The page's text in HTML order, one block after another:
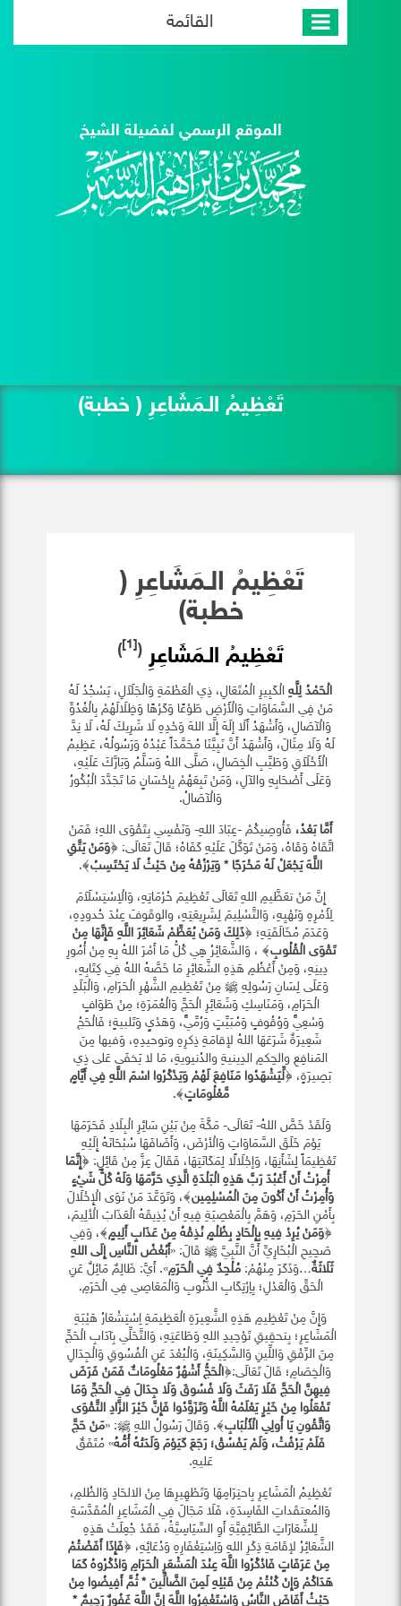
القائمة
الموقع الرسمي لفضيلة الشيخ
تَعْظِيمُ الـمَشَاعِرِ ( خطبة)
تَعْظِيمُ الـمَشَاعِرِ (
خطبة)
تَعْظِيمُ الـمَشَاعِرِ (
[1]
)
الْحَمْدُ لِلَّهِ الْكَبِيرِ الْمُتَعَالِ، ذِي الْعَظْمَةِ وَالْجَلَاَلِ، يَسْجُدُ لَهُ
مَنْ فِي السَّمَاوَاتِ وَالْأَرْضِ طَوْعًا وَكَرْهًا وَظِلَالَهُمْ بِالْغُدُوِّ
وَالْآصَالِ، وَأَشْهَدُ أَلَا إلَهَ إِلَّا اللهَ وَحْدِهِ لَا شَرِيكَ لَهُ، لَا نِدَّ
لَهُ وَلَا مِثَالَ، وَأَشْهَدُ أَنَّ نَبِيَّنَا مُحَمَّدَاً عَبْدُهُ وَرَسُولُهُ، عَظِيمُ
الْأَخْلَاَقِ وَطَيِّبِ الْخِصَالِ، صَلَّى اللهُ وَسَلَّمُ وَبَارَّكَ عَلَيْهِ،
وَعَلَى أَصْحَابِهِ والآلِ، وَمَنْ تَبِعَهُمْ بِإحْسَانٍ مَا تَجَدَّدَ الْبُكُورُ
وَالْآصَالُ.
أَمَّا بَعْدُ، فَأُوصِيكُمْ -عِبَادَ اللهِ- وَنَفْسِي بِتَقْوَى اللهِ؛ فَمَنْ
اتَّقَاهُ وَقَاهُ، وَمَنْ تَوَكَّلَ عَلَيْهِ كَفَاهُ؛ قَالَ تَعَالَى: ﴿وَمَنْ يَتَّقِ
اللَّهَ يَجْعَلْ لَهُ مَخْرَجًا * وَيَرْزُقْهُ مِنْ حَيْثُ لَا يَحْتَسِبُ﴾.
إِنَّ مَنْ تعَظَّيمِ اللهِ تَعَالَى تَعْظِيمَ حُرْمَاتِهِ، وَالْاِسْتِسْلَاَمَ
لِأَمْرِهِ وَنَهْيِهِ، وَالتَّسْلِيمَ لِشَرِيعَتِهِ، والوقَوفَ عِنْدَ حُدودِهِ،
وَعَدَمَ مُخَالَفَتِهِ؛ ﴿ذَلِكَ وَمَنْ يُعَظِّمْ شَعَائِرَ اللَّهِ فَإِنَّهَا مِنْ
تَقْوَى الْقُلُوبِ﴾ ، وَالشَّعَائِرُ هِي كُلُّ مَا أَمْرَ اللهُ بِهِ مِنْ أُمُورِ
دِينِهِ، وَمِنْ أَعْظُمِ هَذِهِ الشَّعَائِرِ مَا خَصَّهُ اللهُ فِي كِتَابِهِ،
وَعَلَى لِسَانِ رَسُولِهِ ﷺ مِنْ تَعْظِيمِ الشَّهْرِ الْحَرَامِ، وَالْبَلَدِ
الْحَرَامِ، وَمَنَاسِكِ وَشَعَائِرِ الْحَجِّ وَالْعُمَرَةِ؛ مِنْ طَوَافٍ
وَسْعِيٍّ وَوُقُوفٍ وَمُبَيِّتٍ وَرُمِّيٍّ، وَهَدْيٍ وَتَلبيةٍ؛ فَالْحَجُ
شَعِيرَةٌ شَرَعَهَا اللهُ لإقامَةِ ذِكرِهِ وتوحيدِهِ، وَفيها مِنَ
المَنافِعِ والحِكمِ الدِينيةِ والدُنيويةِ، مَا لا يَخفَى عَلى ذِي
بَصِيرَةٍ، ﴿لِّيَشْهَدُوا مَنَافِعَ لَهُمْ وَيَذْكُرُوا اسْمَ اللَّهِ فِي أَيَّامٍ
مَّعْلُومَاتٍ﴾.
وَلَقَدْ خَصَّ اللهُ- تَعَالَى- مَكَّةَ مِنْ بَيْنِ سَائِرِ الْبِلَادِ فَحَرَمَهَا
يَوْمَ خَلَقَ السَّمَاوَاتِ وَالْأرْضَ، وَأَضَافَهَا سُبْحَانَهُ إِلَيْهِ
تَعْظِيمَاً لِشَأَنِهَا، وَإجْلَالًا لِمَكَانَتِهَا، فَقَالَ عِزَّ مِنْ قَائِلٍ: ﴿إِنَّمَا
أُمِرْتُ أَنْ أَعْبُدَ رَبَّ هَذِهِ الْبَلْدَةِ الَّذِي حَرَّمَهَا وَلَهُ كُلُّ شَيْءٍ
وَأُمِرْتُ أَنْ أَكُونَ مِنَ الْمُسْلِمِين﴾، وَتَوَعَّدَ مَنْ نَوَى الْإِخْلَالَ
بِأَمْنِ الحَرَمِ، وَهَمَّ بِالْمَعْصِيَةِ فِيهِ أَنْ يُذِيقَهُ الْعَذَابَ الْألِيمَ،
﴿وَمَنْ يُرِدْ فِيهِ بِإِلْحَادٍ بِظُلْمٍ نُذِقْهُ مِنْ عَذَابٍ أَلِيمٍ﴾، وَفِي
صَحِيحِ الْبُخَارِيِّ أَنَّ النَّبِيَّ ﷺ قَالَ: «أَبُغْضُ النَّاسِ إِلَى اللهِ
ثَلَاثَةٌ…وَذَكَرَ مِنْهُمْ: مُلْحِدٌ فِي الْحَرَمِ». أَيَّ: ظَالِمٌ مَائِلٌ عَنِ
الْحَقِّ وَالْعَدْلِ؛ بِاِرْتِكَابِ الذُّنُوبِ وَالْمَعَاصِي فِي الْحَرَمِ.
وَإِنَّ مِنْ تَعْظِيمِ هَذِهِ الشَّعِيرَةِ الْعَظِيمَةِ اِسْتِشْعَارُ هَيْبَةِ
الْمَشَاعِرِ؛ بِتحقِيقِ تَوْحِيدِ اللهِ وَطَاعَتِهِ، وَالتَّحَلِّي بِآدَابِ الْحَجِّ
مِنَ الرِّفْقِ وَاللِّينِ وَالسَّكِينَةِ، وَالْبُعْدَ عَنِ الْفُسُوقِ وَالْجِدَالِ
وَالْخِصَامِ؛ قَالَ تَعَالَى:﴿الْحَجُّ أَشْهُرٌ مَعْلُومَاتٌ فَمَنْ فَرَضَ
فِيهِنَّ الْحَجَّ فَلَا رَفَثَ وَلَا فُسُوقَ وَلَا جِدَالَ فِي الْحَجِّ وَمَا
تَفْعَلُوا مِنْ خَيْرٍ يَعْلَمْهُ اللَّهُ وَتَزَوَّدُوا فَإِنَّ خَيْرَ الزَّادِ التَّقْوَى
وَاتَّقُونِ يَا أُولِي الْأَلْبَابِ﴾. وَقَالَ رَسُولُ اللهِ ﷺ: «مَنْ حَجَّ
فَلَمْ يَرْفُثْ، وَلَمْ يَفْسُقْ؛ رَجَعَ كَيَوْمَ وَلَدَتْهُ أُمُّهُ» مُتَفَقٌ
عَليهِ.
تَعْظِيمُ الْمَشَاعِرِ بِاحتِرَامِهَا وَتَطْهِيرِهَا مِنْ الالحَادِ وَالظُلمِ،
وَالمُعتقَداتِ الفَاسِدَةِ، فَلَا مَجَالَ فِي الْمَشَاعِرِ الْمُقَدَّسَةِ
لِلشِّعَارَاتِ الطَّائِفِيَّةِ أَوِ السِّيَاسِيَّةُ، فَقَدْ جُعِلَتْ هَذِهِ
الشَّعَائِرُ لإقَامَةِ ذِكْرِ اللهِ وَاِسْتِغْفَارِهِ وَدُعَائِهِ، ﴿فَإِذَا أَفَضْتُمْ
مِنْ عَرَفَاتٍ فَاذْكُرُوا اللَّهَ عِنْدَ الْمَشْعَرِ الْحَرَامِ وَاذْكُرُوهُ كَمَا
هَدَاكُمْ وَإِنْ كُنْتُمْ مِنْ قَبْلِهِ لَمِنَ الضَّالِّينَ * ثُمَّ أَفِيضُوا مِنْ
حَيْثُ أَفَاضَ النَّاسُ وَاسْتَغْفِرُوا اللَّهَ إِنَّ اللَّهَ غَفُورٌ رَحِيمٌ *